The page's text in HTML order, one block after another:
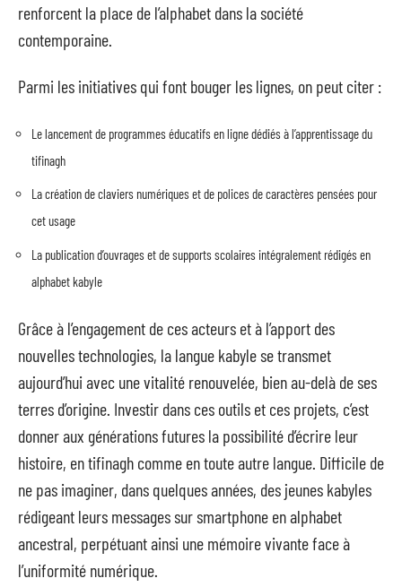
renforcent la place de l’alphabet dans la société
contemporaine.
Parmi les initiatives qui font bouger les lignes, on peut citer :
Le lancement de programmes éducatifs en ligne dédiés à l’apprentissage du
tifinagh
La création de claviers numériques et de polices de caractères pensées pour
cet usage
La publication d’ouvrages et de supports scolaires intégralement rédigés en
alphabet kabyle
Grâce à l’engagement de ces acteurs et à l’apport des
nouvelles technologies, la langue kabyle se transmet
aujourd’hui avec une vitalité renouvelée, bien au-delà de ses
terres d’origine. Investir dans ces outils et ces projets, c’est
donner aux générations futures la possibilité d’écrire leur
histoire, en tifinagh comme en toute autre langue. Difficile de
ne pas imaginer, dans quelques années, des jeunes kabyles
rédigeant leurs messages sur smartphone en alphabet
ancestral, perpétuant ainsi une mémoire vivante face à
l’uniformité numérique.